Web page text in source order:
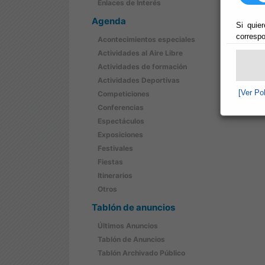
Si
[Ver
Enlaces de Interés
Agenda
Acontecimientos especiales
Actividades al Aire Libre
Actividades de formación
Actividades Deportivas
Competiciones
Conferencias
Espectáculos
Exposiciones
Festivales
Fiestas
Itinerarios
Otros
Tablón de anuncios
Últimos Anuncios
Tablón de Anuncios
Tablón Archivado Público